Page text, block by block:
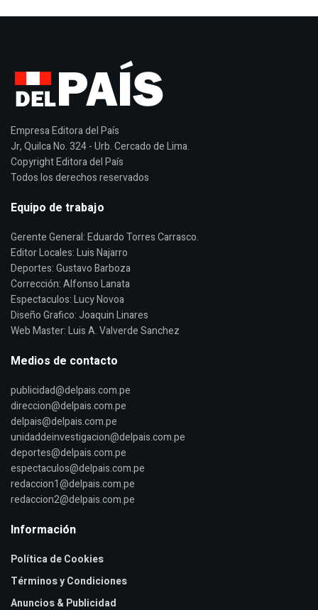
Empresa Editora del País
Jr, Quilca No. 324 - Urb. Cercado de Lima.
Copyright Editora del País
Todos los derechos reservados
Equipo de trabajo
Gerente General: Eduardo Torres Carrasco.
Editor Locales: Luis Najarro
Deportes: Gustavo Barboza
Corrección: Alfonso Lanata
Espectaculos: Lucy Novoa
Diseño Grafico: Joaquin Linares
Web Master: Luis A. Valverde Sanchez
Medios de contacto
publicidad@delpais.com.pe
direccion@delpais.com.pe
delpais@delpais.com.pe
unidaddeinvestigacion@delpais.com.pe
deportes@delpais.com.pe
espectaculos@delpais.com.pe
redaccion1@delpais.com.pe
redaccion2@delpais.com.pe
Información
Política de Cookies
Términos y Condiciones
Anuncios & Publicidad